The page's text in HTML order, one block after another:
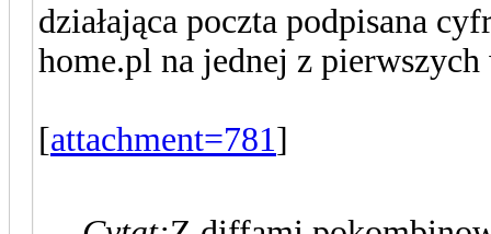
działająca poczta podpisana
home.pl na jednej z
[attachment=781]